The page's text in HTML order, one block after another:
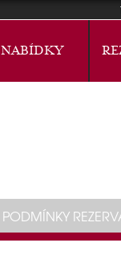
NABÍDKY
PODMÍNKY